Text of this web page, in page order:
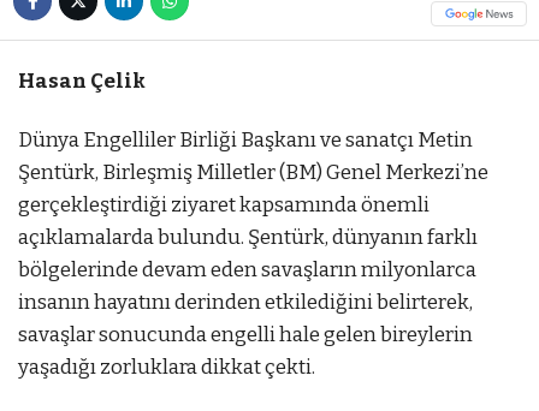
Hasan Çelik
Dünya Engelliler Birliği Başkanı ve sanatçı Metin
Şentürk, Birleşmiş Milletler (BM) Genel Merkezi’ne
gerçekleştirdiği ziyaret kapsamında önemli
açıklamalarda bulundu. Şentürk, dünyanın farklı
bölgelerinde devam eden savaşların milyonlarca
insanın hayatını derinden etkilediğini belirterek,
savaşlar sonucunda engelli hale gelen bireylerin
yaşadığı zorluklara dikkat çekti.